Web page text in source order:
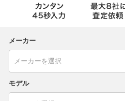
メーカー
モデル